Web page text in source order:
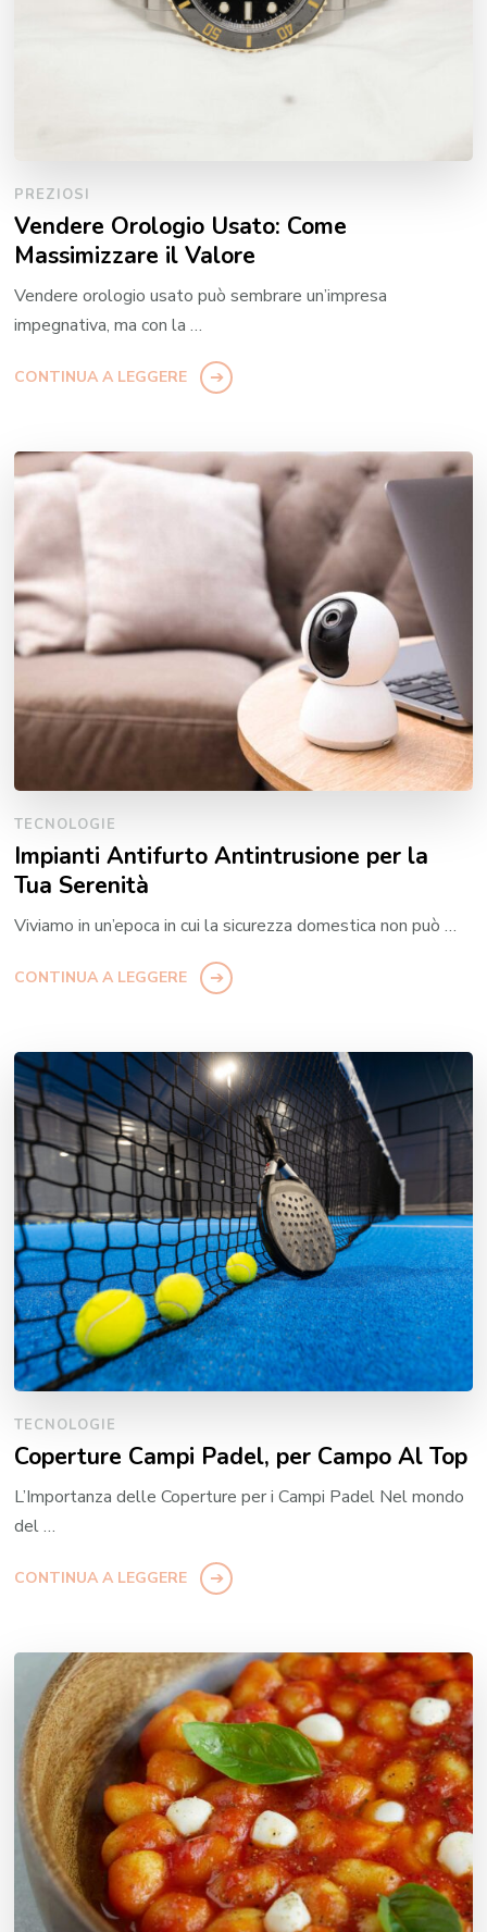
PREZIOSI
Vendere Orologio Usato: Come
Massimizzare il Valore
Vendere orologio usato può sembrare un’impresa
impegnativa, ma con la …
CONTINUA A LEGGERE
TECNOLOGIE
Impianti Antifurto Antintrusione per la
Tua Serenità
Viviamo in un’epoca in cui la sicurezza domestica non può …
CONTINUA A LEGGERE
TECNOLOGIE
Coperture Campi Padel, per Campo Al Top
L’Importanza delle Coperture per i Campi Padel Nel mondo
del …
CONTINUA A LEGGERE